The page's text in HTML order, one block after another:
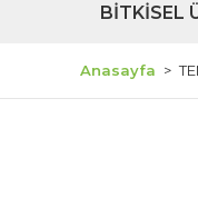
BİTKİSEL
Anasayfa